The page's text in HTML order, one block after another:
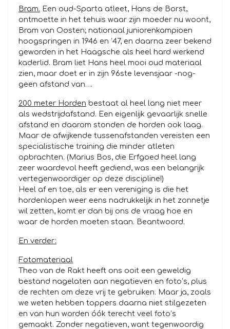
Bram. Een oud-Sparta atleet, Hans de Borst,
ontmoette in het tehuis waar zijn moeder nu woont,
Bram van Oosten; nationaal juniorenkampioen
hoogspringen in 1946 en ’47, en daarna zeer bekend
geworden in het Haagsche als heel hard werkend
kaderlid. Bram liet Hans heel mooi oud materiaal
zien, maar doet er in zijn 96ste levensjaar -nog-
geen afstand van….
200 meter Horden bestaat al heel lang niet meer
als wedstrijdafstand. Een eigenlijk gevaarlijk snelle
afstand en daarom stonden de horden ook laag.
Maar de afwijkende tussenafstanden vereisten een
specialistische training die minder atleten
opbrachten. (Marius Bos, die Erfgoed heel lang
zeer waardevol heeft gediend, was een belangrijk
vertegenwoordiger op deze discipline!)
Heel af en toe, als er een vereniging is die het
hordenlopen weer eens nadrukkelijk in het zonnetje
wil zetten, komt er dan bij ons de vraag hoe en
waar de horden moeten staan. Beantwoord.
En verder:
Fotomateriaal
Theo van de Rakt heeft ons ooit een geweldig
bestand nagelaten aan negatieven en foto’s, plus
de rechten om deze vrij te gebruiken. Maar ja, zoals
we weten hebben toppers daarna niet stilgezeten
en van hun worden óók terecht veel foto’s
gemaakt. Zonder negatieven, want tegenwoordig